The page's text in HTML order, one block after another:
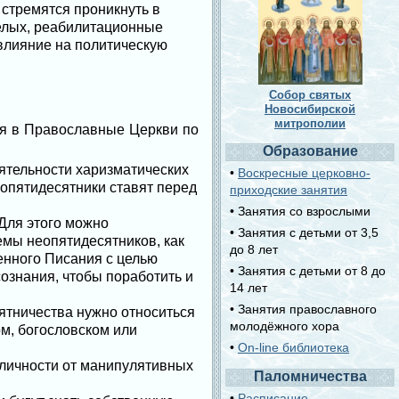
проникнуть в
реабилитационные
на политическую
в Православные Церкви по
харизматических
ставят перед
этого можно
неопятидесятников, как
Писания с целью
чтобы поработить и
нужно относиться
богословском или
от манипулятивных
Собор святых
Новосибирской
митрополии
Образование
• Воскресные церковно-
приходские занятия
• Занятия со взрослыми
• Занятия с детьми от 3,5
до 8 лет
• Занятия с детьми от 8 до
14 лет
• Занятия православного
молодёжного хора
• On-line библиотека
Паломничества